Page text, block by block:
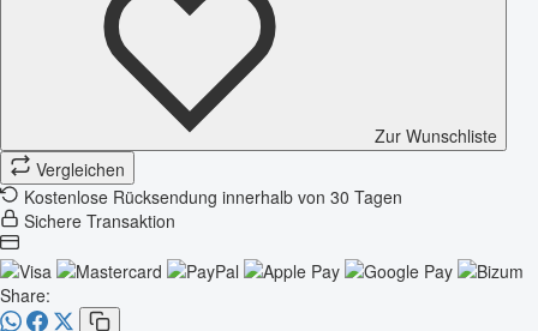
Zur Wunschliste
Vergleichen
Kostenlose Rücksendung innerhalb von 30 Tagen
Sichere Transaktion
Share: